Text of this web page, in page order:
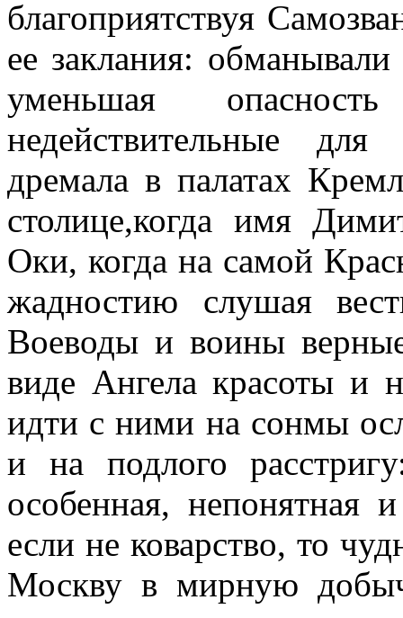
благоприятствуя
ее заклания:
уменьшая
недействительные
дремала в палатах
столице,когда имя
Оки, когда на самой
жадностию слушая
Воеводы и воины
виде Ангела красоты и
идти с ними на сонмы
и на подлого
особенная, непонятная
если не коварство, то
Москву в мирную